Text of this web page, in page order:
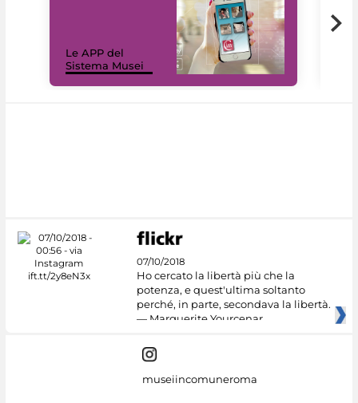
Le APP del
Sistema Musei
07/10/2018
Ho cercato la libertà più che la
potenza, e quest'ultima soltanto
perché, in parte, secondava la libertà.
— Marguerite Yourcenar
museiincomuneroma